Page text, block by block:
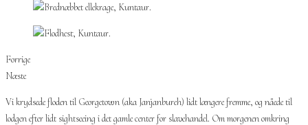
Forrige
Næste
Vi krydsede floden til Georgetown (aka Janjanbureh) lidt længere fremme, og nåede til
lodgen efter lidt sightseeing i det gamle center for slavehandel. Om morgenen omkring